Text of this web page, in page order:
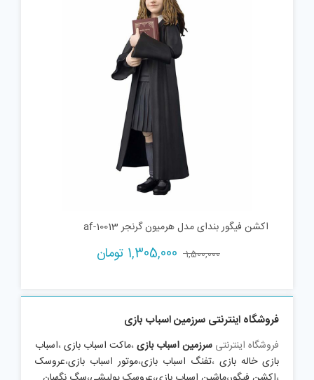
اکشن فیگور بندای مدل هرمیون گرنجر af-10013
1,500,000
Original
1,500,000 تومان.
1,305,000 تومان
1,305,000 تومان.
فروشگاه اینترنتی سرزمین اسباب بازی
فروشگاه اینترنتی سرزمین اسباب بازی،ماکت اسباب بازی،اسباب
بازی خاله بازی ،تفنگ اسباب بازی،موتور اسباب بازی،عروسک